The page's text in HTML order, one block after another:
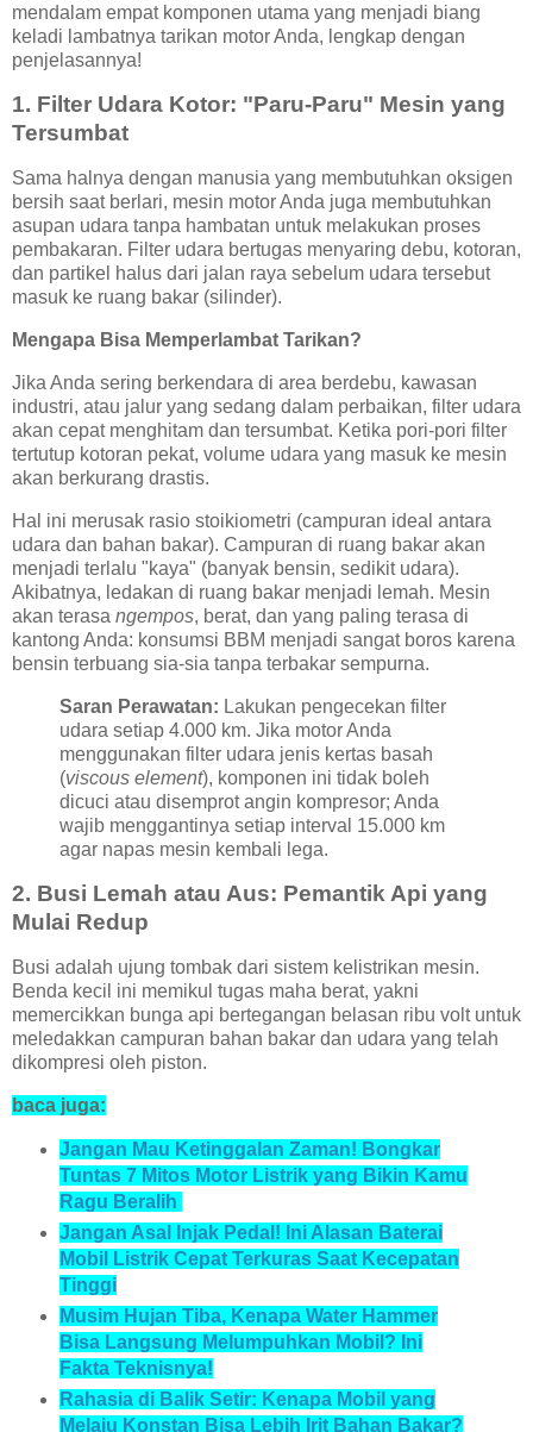
mendalam empat komponen utama yang menjadi biang
keladi lambatnya tarikan motor Anda, lengkap dengan
penjelasannya!
1. Filter Udara Kotor: "Paru-Paru" Mesin yang
Tersumbat
Sama halnya dengan manusia yang membutuhkan oksigen
bersih saat berlari, mesin motor Anda juga membutuhkan
asupan udara tanpa hambatan untuk melakukan proses
pembakaran. Filter udara bertugas menyaring debu, kotoran,
dan partikel halus dari jalan raya sebelum udara tersebut
masuk ke ruang bakar (silinder).
Mengapa Bisa Memperlambat Tarikan?
Jika Anda sering berkendara di area berdebu, kawasan
industri, atau jalur yang sedang dalam perbaikan, filter udara
akan cepat menghitam dan tersumbat. Ketika pori-pori filter
tertutup kotoran pekat, volume udara yang masuk ke mesin
akan berkurang drastis.
Hal ini merusak rasio stoikiometri (campuran ideal antara
udara dan bahan bakar). Campuran di ruang bakar akan
menjadi terlalu "kaya" (banyak bensin, sedikit udara).
Akibatnya, ledakan di ruang bakar menjadi lemah. Mesin
akan terasa ngempos, berat, dan yang paling terasa di
kantong Anda: konsumsi BBM menjadi sangat boros karena
bensin terbuang sia-sia tanpa terbakar sempurna.
Saran Perawatan: Lakukan pengecekan filter
udara setiap 4.000 km. Jika motor Anda
menggunakan filter udara jenis kertas basah
(viscous element), komponen ini tidak boleh
dicuci atau disemprot angin kompresor; Anda
wajib menggantinya setiap interval 15.000 km
agar napas mesin kembali lega.
2. Busi Lemah atau Aus: Pemantik Api yang
Mulai Redup
Busi adalah ujung tombak dari sistem kelistrikan mesin.
Benda kecil ini memikul tugas maha berat, yakni
memercikkan bunga api bertegangan belasan ribu volt untuk
meledakkan campuran bahan bakar dan udara yang telah
dikompresi oleh piston.
baca juga:
Jangan Mau Ketinggalan Zaman! Bongkar
Tuntas 7 Mitos Motor Listrik yang Bikin Kamu
Ragu Beralih
Jangan Asal Injak Pedal! Ini Alasan Baterai
Mobil Listrik Cepat Terkuras Saat Kecepatan
Tinggi
Musim Hujan Tiba, Kenapa Water Hammer
Bisa Langsung Melumpuhkan Mobil? Ini
Fakta Teknisnya!
Rahasia di Balik Setir: Kenapa Mobil yang
Melaju Konstan Bisa Lebih Irit Bahan Bakar?